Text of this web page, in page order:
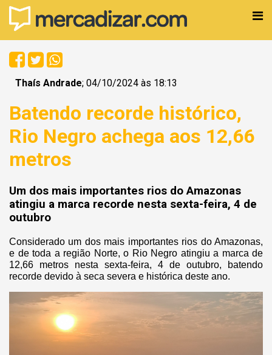
Thaís Andrade; 04/10/2024 às 18:13
Batendo recorde histórico,
Rio Negro achega aos 12,66
metros
Um dos mais importantes rios do Amazonas
atingiu a marca recorde nesta sexta-feira, 4 de
outubro
Considerado um dos mais importantes rios do Amazonas,
e de toda a região Norte, o Rio Negro atingiu a marca de
12,66 metros nesta sexta-feira, 4 de outubro, batendo
recorde devido à seca severa e histórica deste ano.